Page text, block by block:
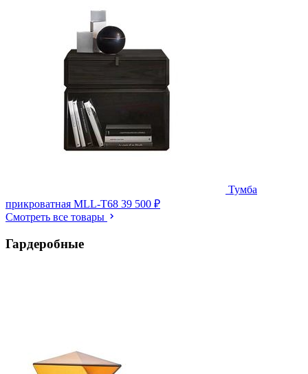
Тумба
прикроватная MLL-T68 39 500 ₽
Смотреть все товары
Гардеробные